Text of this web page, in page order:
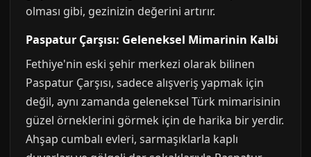
olması gibi, gezinizin değerini artırır.
Paspatur Çarşısı: Geleneksel Mimarinin Kalbi
Fethiye'nin eski şehir merkezi olarak bilinen
Paspatur Çarşısı, sadece alışveriş yapmak için
değil, aynı zamanda geleneksel Türk mimarisinin
güzel örneklerini görmek için de harika bir yerdir.
Ahşap cumbalı evleri, sarmaşıklarla kaplı